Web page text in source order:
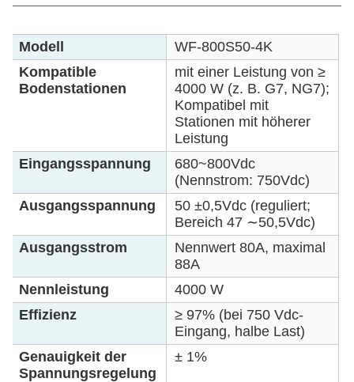
Modell
WF-800S50-4K
Kompatible
Bodenstationen
mit einer Leistung von ≥
4000 W (z. B. G7, NG7);
Kompatibel mit
Stationen mit höherer
Leistung
Eingangsspannung
680~800Vdc
(Nennstrom: 750Vdc)
Ausgangsspannung
50 ±0,5Vdc (reguliert;
Bereich 47 ∼50,5Vdc)
Ausgangsstrom
Nennwert 80A, maximal
88A
Nennleistung
4000 W
Effizienz
≥ 97% (bei 750 Vdc-
Eingang, halbe Last)
Genauigkeit der
Spannungsregelung
± 1%